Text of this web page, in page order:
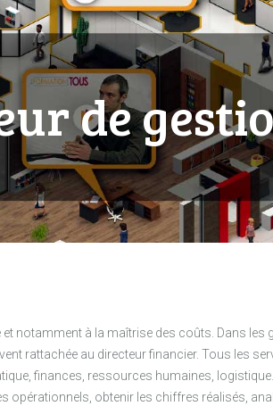
de
SCORM
notamment à la maîtrise des coûts. Dans
rattachée au directeur financier. Tous les
finances, ressources humaines,
obtenir les chiffres réalisés,